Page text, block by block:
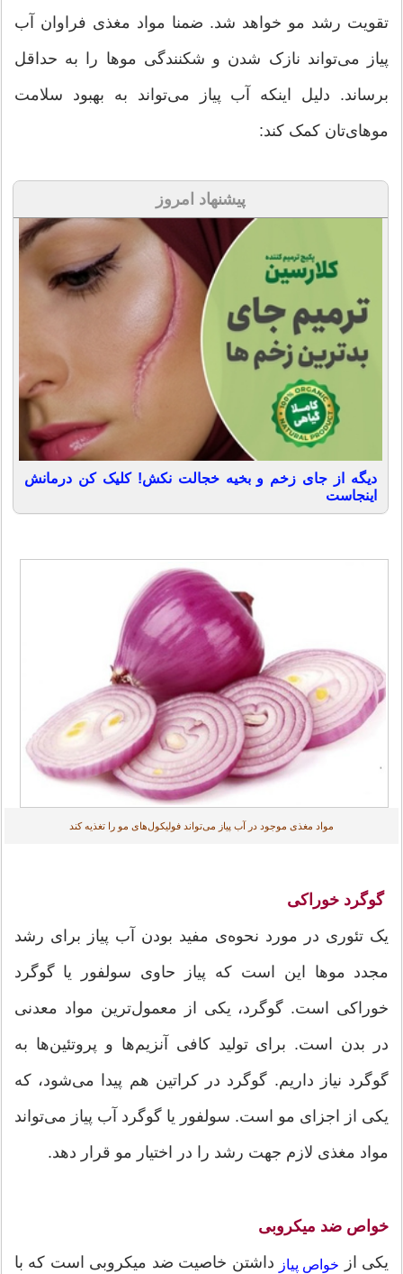
تقویت رشد مو خواهد شد. ضمنا مواد مغذی فراوان آب
پیاز می‌تواند نازک شدن و شکنندگی موها را به حداقل
برساند. دلیل اینکه آب پیاز می‌تواند به بهبود سلامت
موهای‌تان کمک کند:
پیشنهاد امروز
دیگه از جای زخم و بخیه خجالت نکش! کلیک کن درمانش
اینجاست
مواد مغذی موجود در آب پیاز می‌تواند فولیکول‌های مو را تغذیه کند
گوگرد خوراکی
یک تئوری در مورد نحوه‌ی مفید بودن آب پیاز برای رشد
مجدد موها این است که پیاز حاوی سولفور یا گوگرد
خوراکی است. گوگرد، یکی از معمول‌ترین مواد معدنی
در بدن است. برای تولید کافی آنزیم‌ها و پروتئین‌ها به
گوگرد نیاز داریم. گوگرد در کراتین هم پیدا می‌شود، که
یکی از اجزای مو است. سولفور یا گوگرد آب پیاز می‌تواند
مواد مغذی لازم جهت رشد را در اختیار مو قرار دهد.
خواص ضد میکروبی
یکی از
خواص پیاز داشتن خاصیت ضد میکروبی است که با